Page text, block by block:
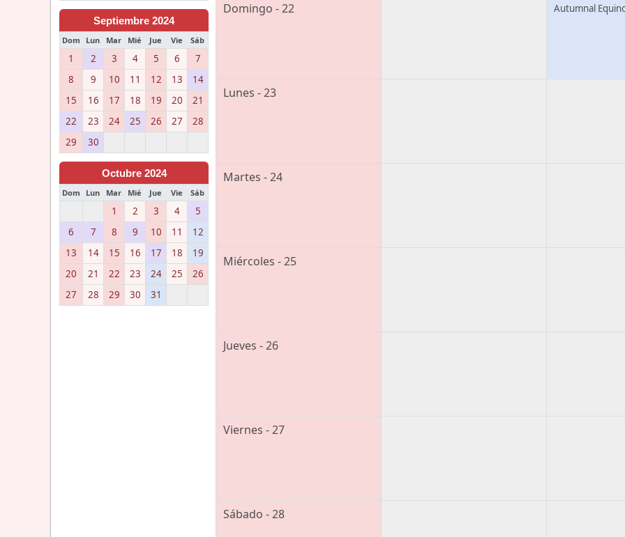
Septiembre 2024
Dom Lun Mar Mié Jue Vie Sáb
1 2 3 4 5 6
7
8
9 10 11 12 13
14
15
16 17 18 19 20
21
22
23 24 25 26 27
28
29
30
Octubre 2024
Dom Lun Mar Mié Jue Vie Sáb
1 2 3 4
5
6
7 8 9 10 11
12
13
14 15 16 17 18
19
20
21 22 23 24 25
26
27
28 29 30 31
Domingo - 22 Autumnal
Lunes - 23
Martes - 24
Miércoles - 25
Jueves - 26
Viernes - 27
Sábado - 28